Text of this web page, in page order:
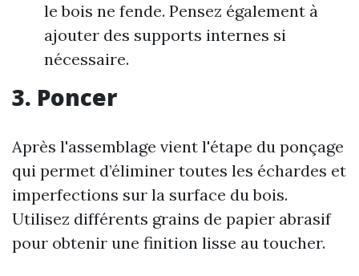
le bois ne fende. Pensez également à
ajouter des supports internes si
nécessaire.
3. Poncer
Après l'assemblage vient l'étape du ponçage
qui permet d’éliminer toutes les échardes et
imperfections sur la surface du bois.
Utilisez différents grains de papier abrasif
pour obtenir une finition lisse au toucher.